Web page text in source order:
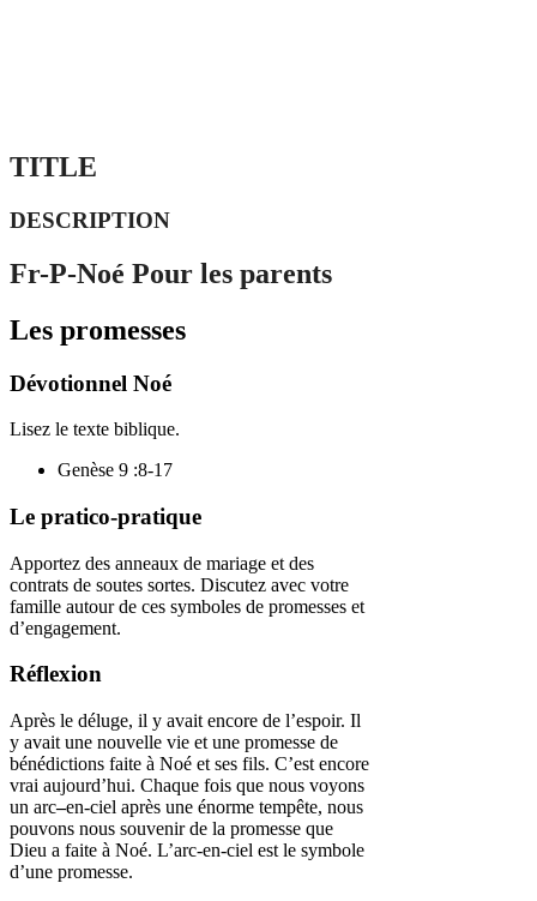
TITLE
DESCRIPTION
Fr-P-Noé Pour les parents
Les promesses
Dévotionnel Noé
Lisez le texte biblique.
Genèse 9 :8-17
Le pratico-pratique
Apportez des anneaux de mariage et des
contrats de soutes sortes. Discutez avec votre
famille autour de ces symboles de promesses et
d’engagement.
Réflexion
Après le déluge, il y avait encore de l’espoir. Il
y avait une nouvelle vie et une promesse de
bénédictions faite à Noé et ses fils. C’est encore
vrai aujourd’hui. Chaque fois que nous voyons
un arc–en-ciel après une énorme tempête, nous
pouvons nous souvenir de la promesse que
Dieu a faite à Noé. L’arc-en-ciel est le symbole
d’une promesse.